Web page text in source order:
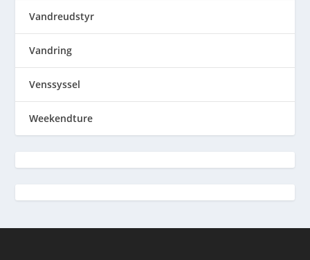
Vandreudstyr
Vandring
Venssyssel
Weekendture